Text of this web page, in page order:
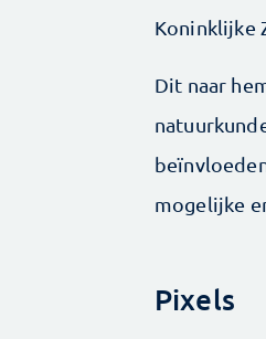
Koninklijke
Dit naar
mogelijke
Pixels